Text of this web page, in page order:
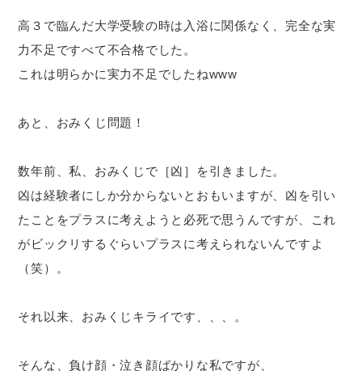
高３で臨んだ大学受験の時は入浴に関係なく、完全な実
力不足ですべて不合格でした。
これは明らかに実力不足でしたねwww
あと、おみくじ問題！
数年前、私、おみくじで［凶］を引きました。
凶は経験者にしか分からないとおもいますが、凶を引い
たことをプラスに考えようと必死で思うんですが、これ
がビックリするぐらいプラスに考えられないんですよ
（笑）。
それ以来、おみくじキライです、、、。
そんな、負け顔・泣き顔ばかりな私ですが、